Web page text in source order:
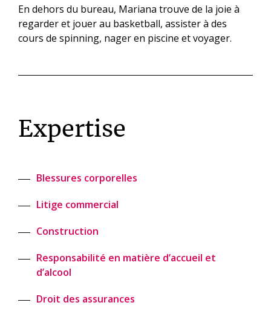
En dehors du bureau, Mariana trouve de la joie à
regarder et jouer au basketball, assister à des
cours de spinning, nager en piscine et voyager.
Expertise
Blessures corporelles
Litige commercial
Construction
Responsabilité en matière d’accueil et
d’alcool
Droit des assurances